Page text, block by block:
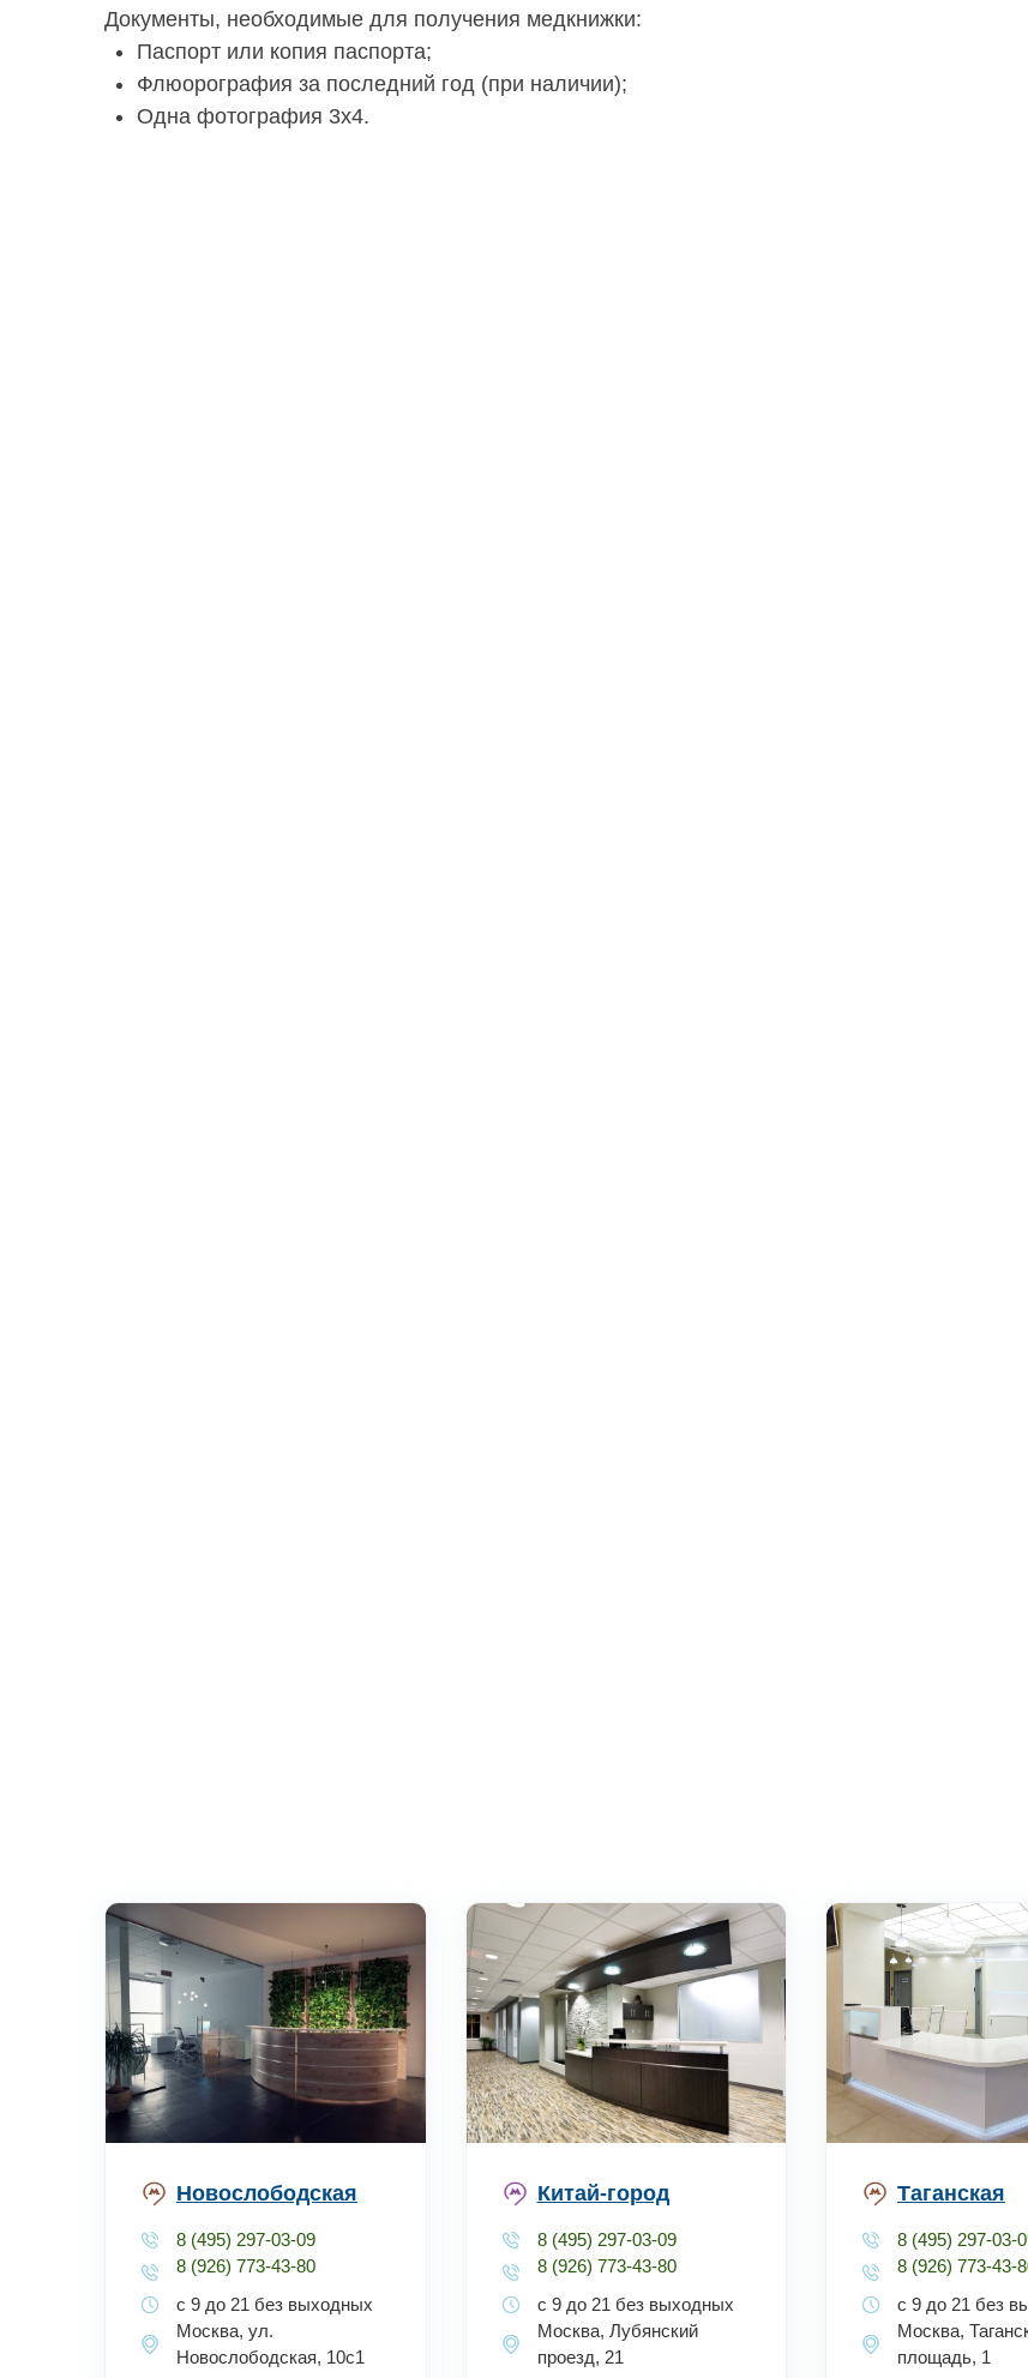
Документы, необходимые для получения медкнижки:
Паспорт или копия паспорта;
Флюорография за последний год (при наличии);
Одна фотография 3х4.
Новослободская
8 (495) 297-03-09
8 (926) 773-43-80
с 9 до 21 без выходных
Москва, ул.
Новослободская, 10с1
Китай-город
8 (495) 297-03-09
8 (926) 773-43-80
с 9 до 21 без выходных
Москва, Лубянский
проезд, 21
Таганская
8 (495) 297-03-
8 (926) 773-43-
с 9 до 21 без
Москва,
площадь, 1